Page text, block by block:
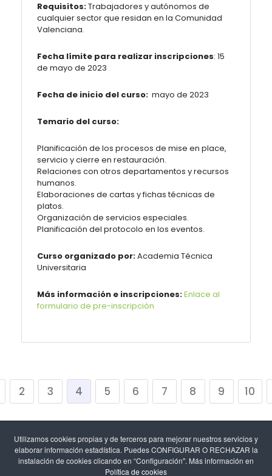
Utilizamos cookies propias y de terceros para mejorar nuestros servicios y
elaborar información estadística. Puedes CONFIGURAR O RECHAZAR la
instalación de cookies clicando en “Configuración". Más información en
Política de cookies
Requisitos:Trabajadores y autónomos de
cualquier sector que residan en la Comunidad
Valenciana.
Fecha límite para realizar inscripciones: 15
de mayo de 2023
Fecha de inicio del curso: mayo de 2023
Temario del curso:
Planificación de los procesos de mise en place,
servicio y cierre en restauración.
Relaciones con otros departamentos y recursos
humanos.
Elaboraciones de cartas y fichas técnicas de
platos.
Organización de servicios especiales.
Planificación del protocolo en los eventos.
Curso organizado por:Academia Técnica
Universitaria
Más información e inscripciones:Enlace al
formulario de pre-inscripción
2 3 4 5 6 7 8 9 10